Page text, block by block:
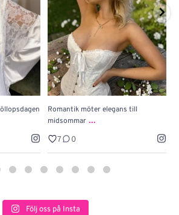
Romantik möter elegans till
midsommar ...
7 0
Följ oss på Insta